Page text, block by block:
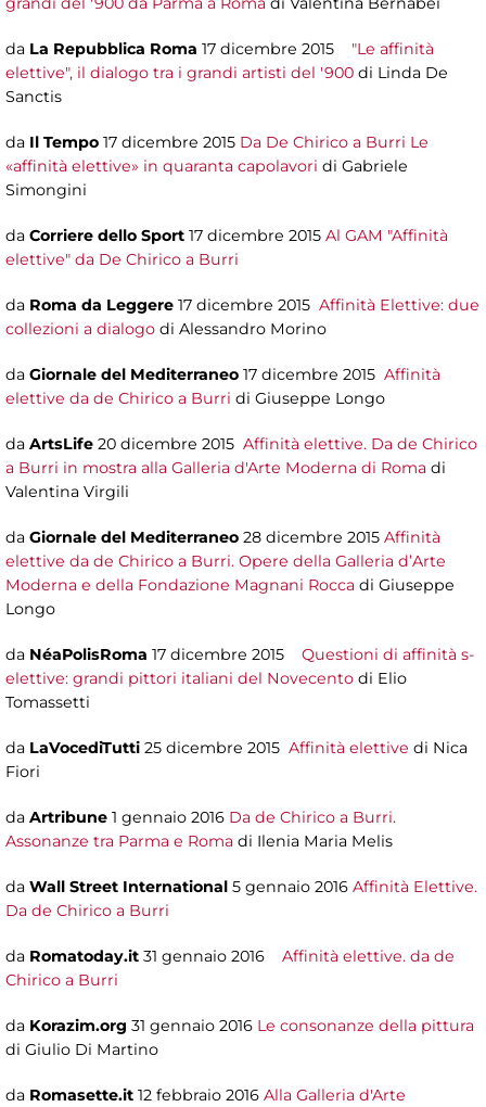
da La Repubblica Roma 17 dicembre 2015
"Le affinità
elettive", il dialogo tra i grandi artisti del '900 di Linda De
Sanctis
da Il Tempo 17 dicembre 2015 Da De Chirico a Burri Le
«affinità elettive» in quaranta capolavori di Gabriele
Simongini
da Corriere dello Sport 17 dicembre 2015 Al GAM "Affinità
elettive" da De Chirico a Burri
da Roma da Leggere 17 dicembre 2015 Affinità Elettive: due
collezioni a dialogo di Alessandro Morino
da Giornale del Mediterraneo 17 dicembre 2015 Affinità
elettive da de Chirico a Burri di Giuseppe Longo
da ArtsLife 20 dicembre 2015 Affinità elettive. Da de Chirico
a Burri in mostra alla Galleria d'Arte Moderna di Roma di
Valentina Virgili
da Giornale del Mediterraneo 28 dicembre 2015 Affinità
elettive da de Chirico a Burri. Opere della Galleria d’Arte
Moderna e della Fondazione Magnani Rocca di Giuseppe
Longo
da NéaPolisRoma 17 dicembre 2015 Questioni di affinità s-
elettive: grandi pittori italiani del Novecento di Elio
Tomassetti
da LaVocediTutti 25 dicembre 2015 Affinità elettive di Nica
Fiori
da Artribune 1 gennaio 2016 Da de Chirico a Burri.
Assonanze tra Parma e Roma di Ilenia Maria Melis
da Wall Street International 5 gennaio 2016 Affinità Elettive.
Da de Chirico a Burri
da Romatoday.it 31 gennaio 2016 Affinità elettive. da de
Chirico a Burri
da Korazim.org 31 gennaio 2016 Le consonanze della pittura
di Giulio Di Martino
da Romasette.it 12 febbraio 2016 Alla Galleria d'Arte